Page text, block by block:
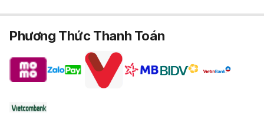
Phương Thức Thanh Toán